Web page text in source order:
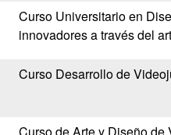
Curso Universitario en
innovadores a través del
Curso Desarrollo de